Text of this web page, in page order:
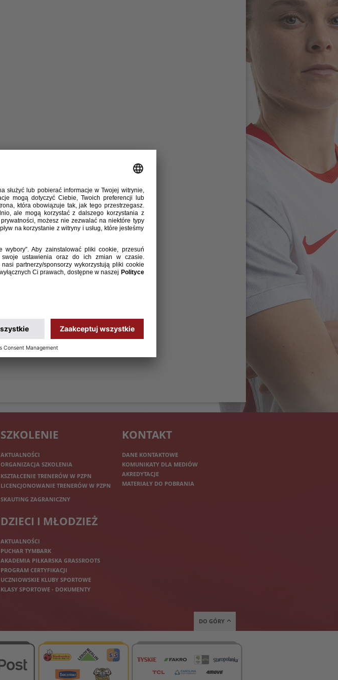
SZKOLENIE
AKTUALNOŚCI
ORGANIZACJA SZKOLENIA
KSZTAŁCENIE TRENERÓW W PZPN
LICENCJONOWANIE TRENERÓW W PZPN
SKAUTING ZAGRANICZNY
DZIECI I MŁODZIEŻ
AKTUALNOŚCI
PUCHAR TYMBARK
AKADEMIA PIŁKARSKA GRASSROOTS
PROGRAM CERTYFIKACJI
UCZNIOWSKIE KLUBY SPORTOWE
KLASY SPORTOWE - DOKUMENTY
KONTAKT
DANE KONTAKTOWE
KOMUNIKATY DLA MEDIÓW
AKREDYTACJE
MATERIAŁY DO POBRANIA
DO GÓRY